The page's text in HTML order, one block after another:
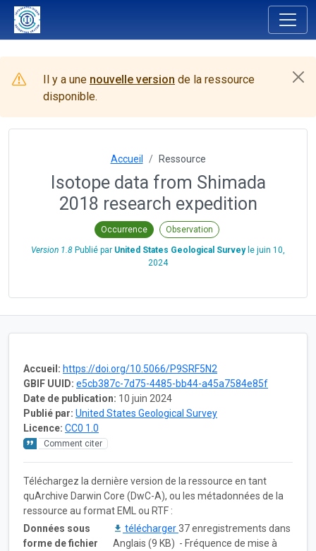
Il y a une nouvelle version de la ressource
disponible.
Accueil Ressource
Isotope data from Shimada
2018 research expedition
Occurrence Observation
Version 1.8 Publié par United States Geological Surveyle juin 10,
2024
Accueil: https://doi.org/10.5066/P9SRF5N2
GBIF UUID: e5cb387c-7d75-4485-bb44-a45a7584e85f
Date de publication: 10 juin 2024
Publié par: United States Geological Survey
Licence: CC0 1.0
Comment citer
Téléchargez la dernière version de la ressource en tant
quArchive Darwin Core (DwC-A), ou les métadonnées de la
ressource au format EML ou RTF :
Données sous
forme de fichier
télécharger37 enregistrements dans
Anglais (9 KB) - Fréquence de mise à